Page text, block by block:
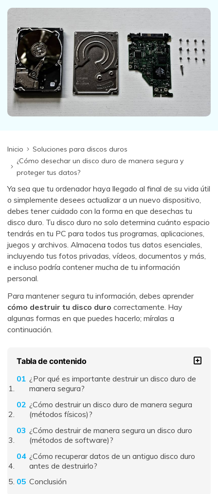
Recoverit Gratis
Recupera datos perdidos/eliminados gratis
Pruébalo Gratis
Otros Productos
UBackit - Respaldar Datos
search
Inicio
Soluciones para discos duros
¿Cómo desechar un disco duro de manera segura y
proteger tus datos?
Ya sea que tu ordenador haya llegado al final de su vida útil
o simplemente desees actualizar a un nuevo dispositivo,
debes tener cuidado con la forma en que desechas tu
disco duro. Tu disco duro no solo determina cuánto espacio
tendrás en tu PC para todos tus programas, aplicaciones,
juegos y archivos. Almacena todos tus datos esenciales,
incluyendo tus fotos privadas, vídeos, documentos y más,
e incluso podría contener mucha de tu información
personal.
Para mantener segura tu información, debes aprender
cómo destruir tu disco duro correctamente. Hay
algunas formas en que puedes hacerlo; míralas a
continuación.
Tabla de contenido
¿Por qué es importante destruir un disco duro de
manera segura?
¿Cómo destruir un disco duro de manera segura
(métodos físicos)?
¿Cómo destruir de manera segura un disco duro
(métodos de software)?
¿Cómo recuperar datos de un antiguo disco duro
antes de destruirlo?
Conclusión